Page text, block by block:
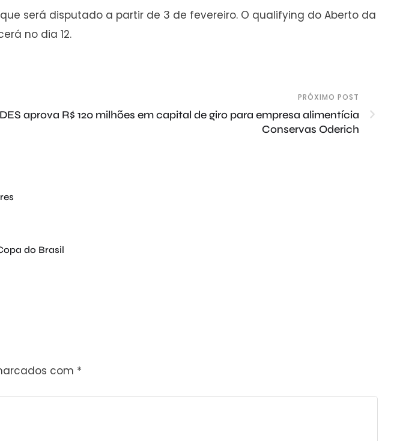
será disputado a partir de 3 de fevereiro. O qualifying do Aberto da
no dia 12.
PRÓXIMO POST
aprova R$ 120 milhões em capital de giro para empresa alimentícia
Conservas Oderich
do Brasil
com *